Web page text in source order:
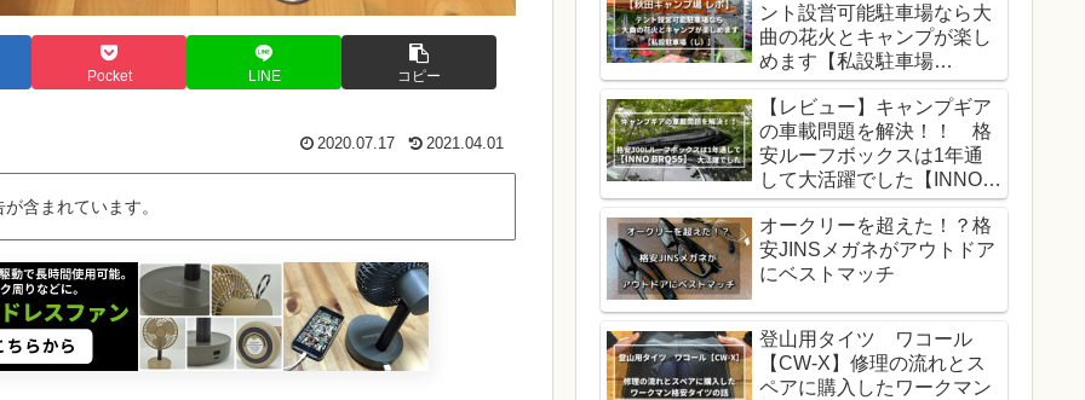
Pocket LINE コピー
2020.07.17 2021.04.01
含まれています。
ント設営可能駐車場なら大
曲の花火とキャンプが楽し
めます【私設駐車場
（し）】
【レビュー】キャンプギア
の車載問題を解決！！ 格
安ルーフボックスは1年通
して大活躍でした【INNO
BRQ55】
オークリーを超えた！？格
安JINSメガネがアウトドア
にベストマッチ
登山用タイツ ワコール
【CW-X】修理の流れとス
ペアに購入したワークマン